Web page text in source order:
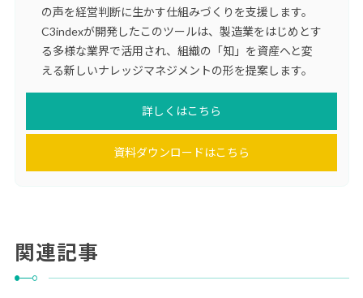
の声を経営判断に生かす仕組みづくりを支援します。
C3indexが開発したこのツールは、製造業をはじめとす
る多様な業界で活用され、組織の「知」を資産へと変
える新しいナレッジマネジメントの形を提案します。
詳しくはこちら
資料ダウンロードはこちら
関連記事